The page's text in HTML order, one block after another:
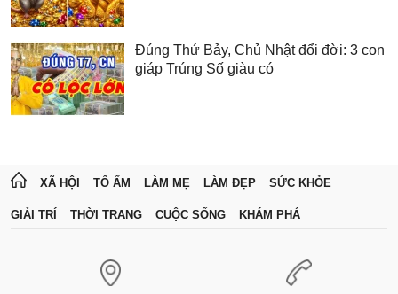
Đúng Thứ Bảy, Chủ Nhật đổi đời: 3 con
giáp Trúng Số giàu có
XÃ HỘI TỔ ẤM LÀM MẸ LÀM ĐẸP SỨC KHỎE
GIẢI TRÍ THỜI TRANG CUỘC SỐNG KHÁM PHÁ